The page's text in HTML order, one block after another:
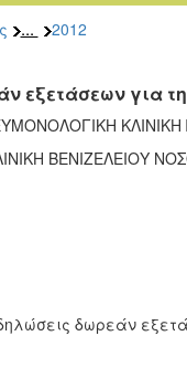
... 2012
εξετάσεων για
ΚΛΙΝΙΚΗ
ΒΕΝΙΖΕΛΕΙΟΥ
δωρεάν